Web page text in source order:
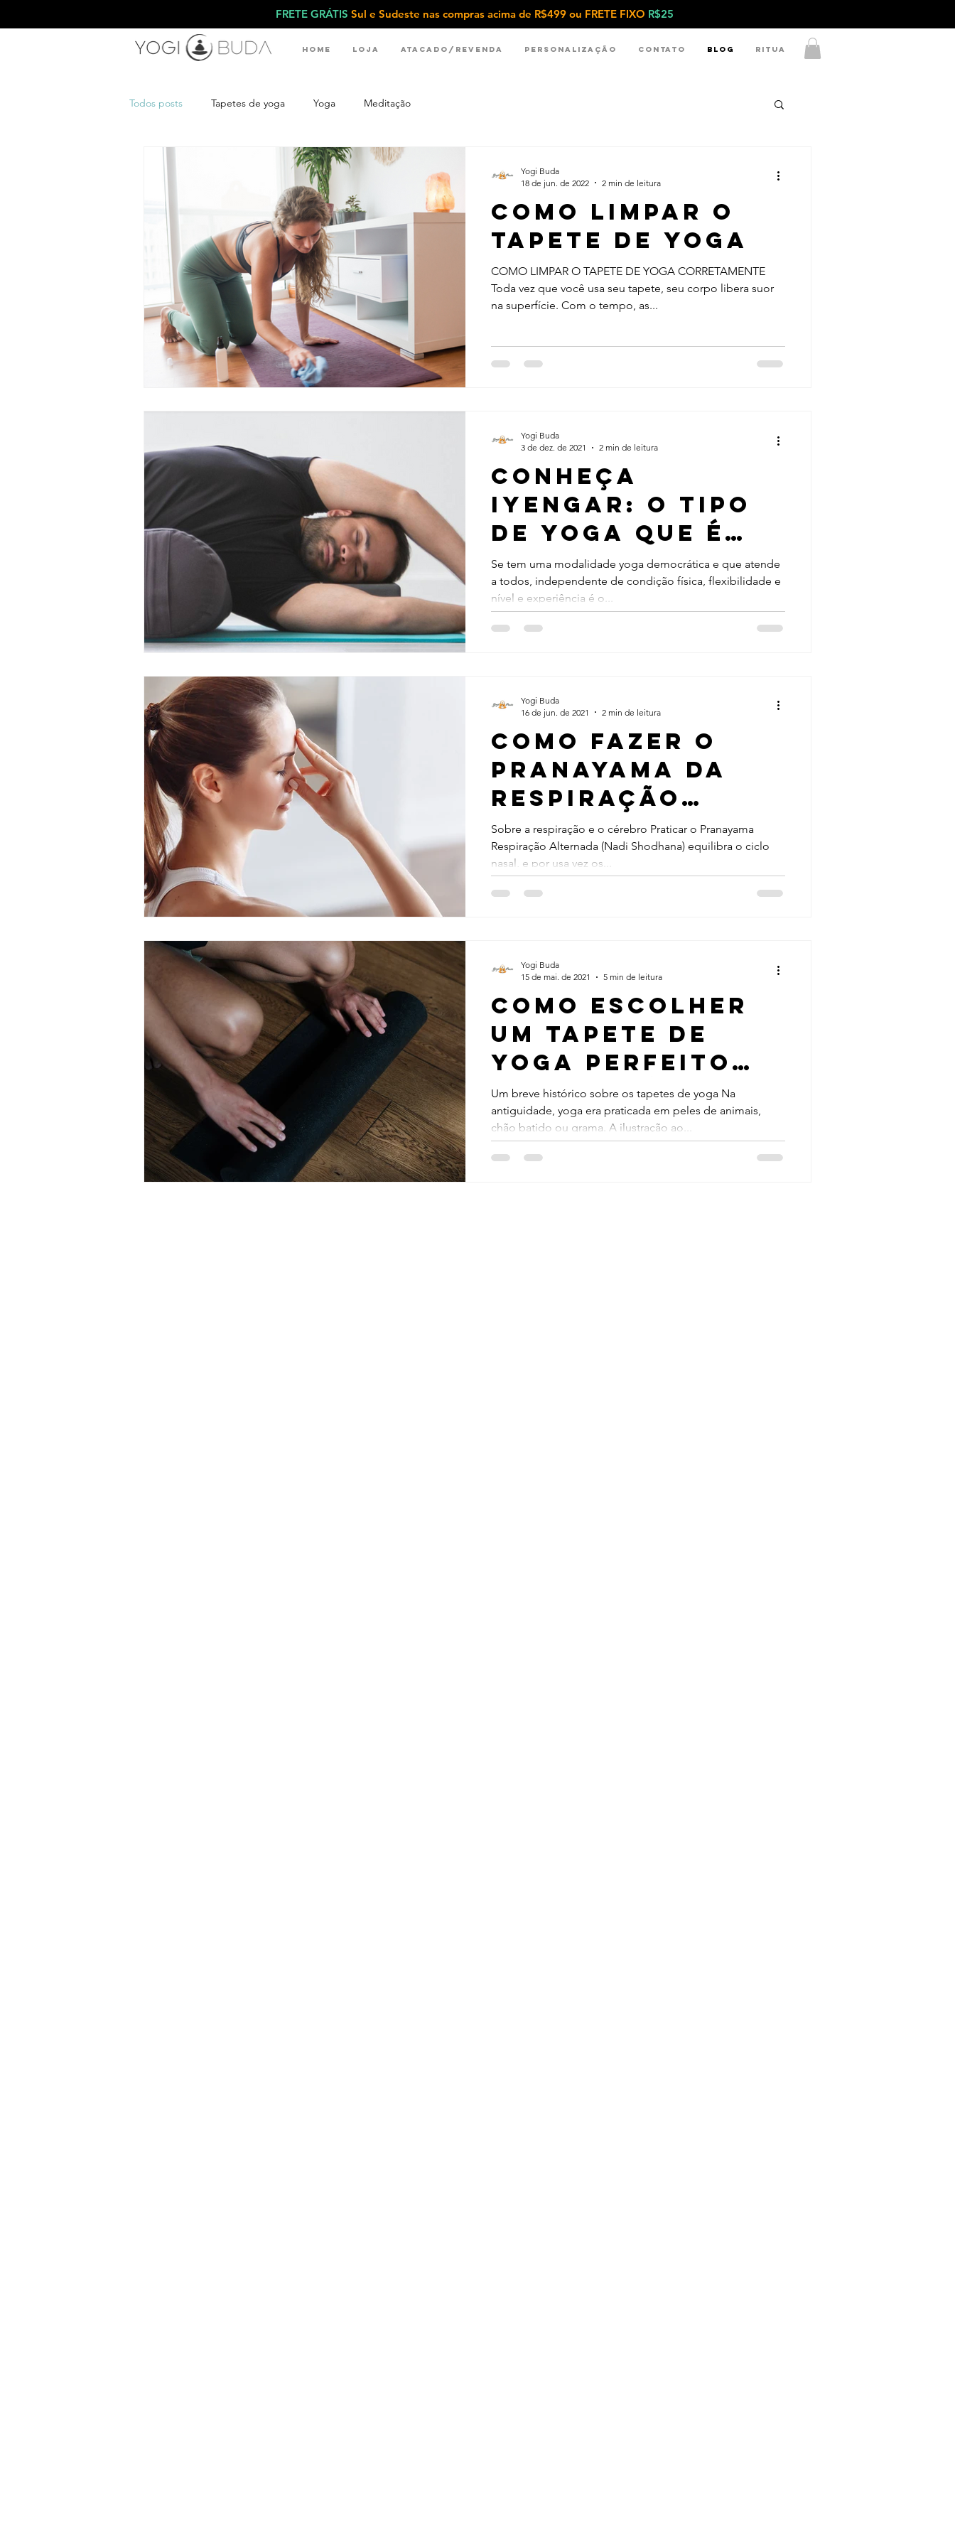
FRETE GRÁTIS Sul e Sudeste nas compras acima de R$499 ou FRETE FIXO R$25
Home Loja Atacado/Revenda Personalização Contato Blog Ritua
Todos posts Tapetes de yoga Yoga Meditação
Como limpar o
tapete de yoga
COMO LIMPAR O TAPETE DE YOGA CORRETAMENTE
Toda vez que você usa seu tapete, seu corpo libera suor
na superfície. Com o tempo, as...
Yogi Buda
18 de jun. de 2022
2 min de leitura
Conheça
Iyengar: o tipo
de Yoga que é
para TODOS e vai
mudar sua vida
para melhor
Se tem uma modalidade yoga democrática e que atende
a todos, independente de condição física, flexibilidade e
nível e experiência é o...
Yogi Buda
3 de dez. de 2021
2 min de leitura
Como fazer o
Pranayama da
respiração
alternada para
relaxar
Sobre a respiração e o cérebro Praticar o Pranayama
Respiração Alternada (Nadi Shodhana) equilibra o ciclo
nasal, e por usa vez os...
Yogi Buda
16 de jun. de 2021
2 min de leitura
Como escolher
um tapete de
yoga perfeito
para você
Um breve histórico sobre os tapetes de yoga Na
antiguidade, yoga era praticada em peles de animais,
chão batido ou grama. A ilustração ao...
Yogi Buda
15 de mai. de 2021
5 min de leitura